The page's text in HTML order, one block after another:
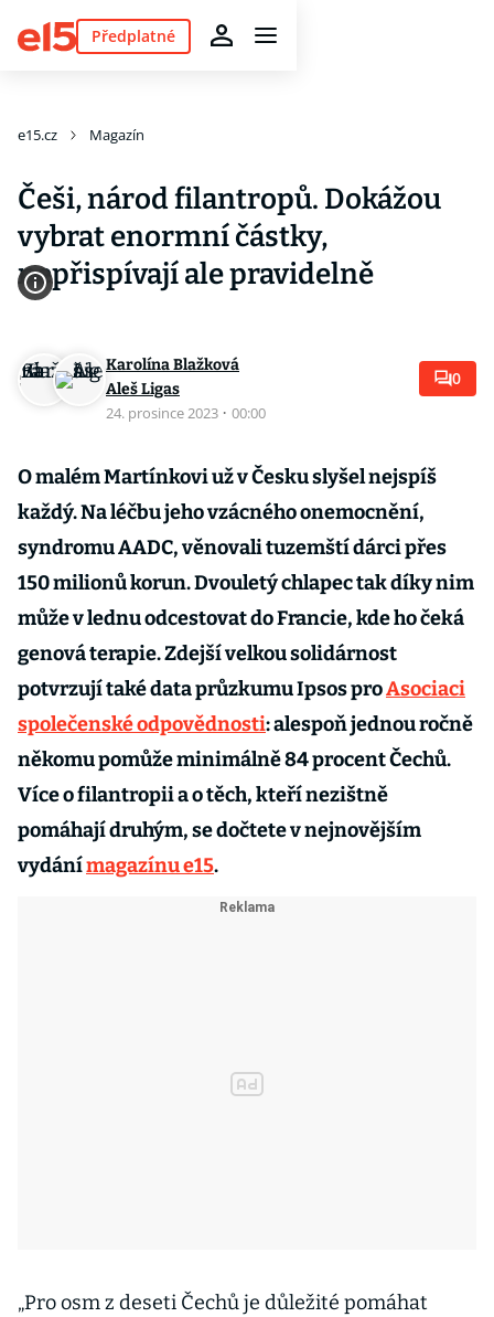
Předplatné
e15.cz Magazín
Češi, národ filantropů. Dokážou
vybrat enormní částky,
nepřispívají ale pravidelně
Karolína Blažková
Aleš Ligas
24. prosince 2023 · 00:00
0
O malém Martínkovi už v Česku slyšel nejspíš
každý. Na léčbu jeho vzácného onemocnění,
syndromu AADC, věnovali tuzemští dárci přes
150 milionů korun. Dvouletý chlapec tak díky nim
může v lednu odcestovat do Francie, kde ho čeká
genová terapie. Zdejší velkou solidárnost
potvrzují také data průzkumu Ipsos proAsociaci
společenské odpovědnosti: alespoň jednou ročně
někomu pomůže minimálně 84 procent Čechů.
Více o filantropii a o těch, kteří nezištně
pomáhají druhým, se dočtete v nejnovějším
vydánímagazínu e15.
„Pro osm z deseti Čechů je důležité pomáhat